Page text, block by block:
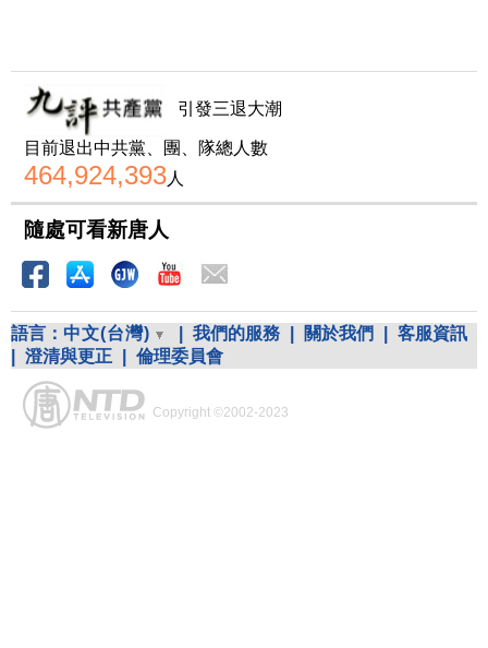
引發三退大潮
目前退出中共黨、團、隊總人數
464,924,393人
隨處可看新唐人
語言： 中文(台灣) 我們的服務 關於我們
客服資訊
澄清與更正 倫理委員會
Copyright ©2002-2023